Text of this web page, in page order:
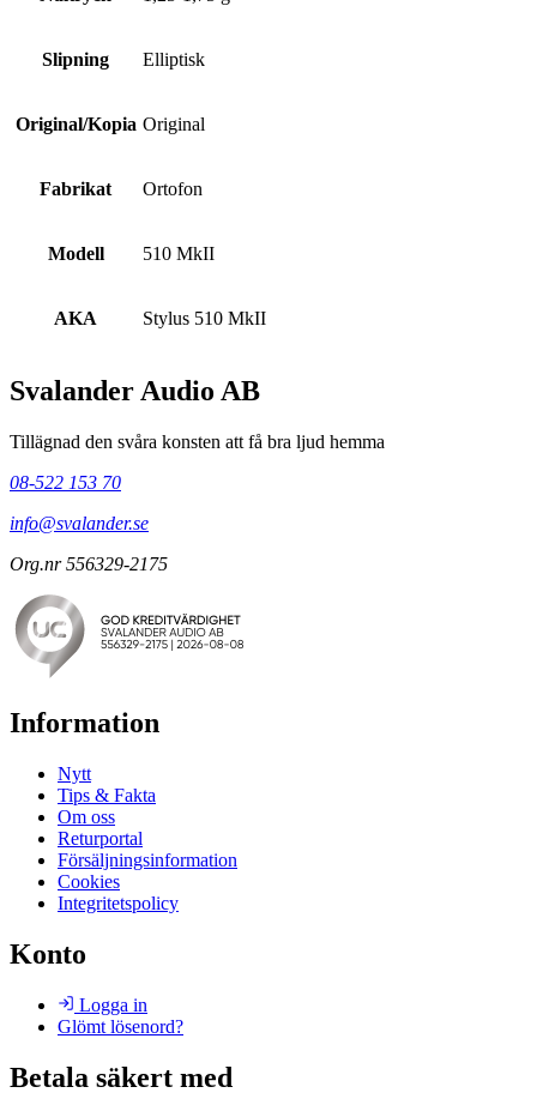
Slipning Elliptisk
Original/Kopia Original
Fabrikat Ortofon
Modell 510 MkII
AKA Stylus 510 MkII
Svalander Audio AB
Tillägnad den svåra konsten att få bra ljud hemma
08-522 153 70
info@svalander.se
Org.nr 556329-2175
Information
Nytt
Tips & Fakta
Om oss
Returportal
Försäljningsinformation
Cookies
Integritetspolicy
Konto
Logga in
Glömt lösenord?
Betala säkert med